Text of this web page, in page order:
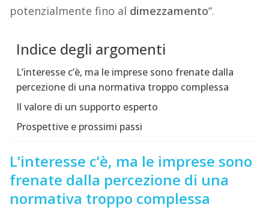
potenzialmente fino al dimezzamento“.
Indice degli argomenti
L’interesse c’è, ma le imprese sono frenate dalla
percezione di una normativa troppo complessa
Il valore di un supporto esperto
Prospettive e prossimi passi
L’interesse c’è, ma le imprese sono
frenate dalla percezione di una
normativa troppo complessa